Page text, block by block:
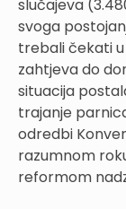
slučajeva
svoga
trebali čekati
zahtjeva do
situacija
trajanje
odredbi
razumnom
reformom